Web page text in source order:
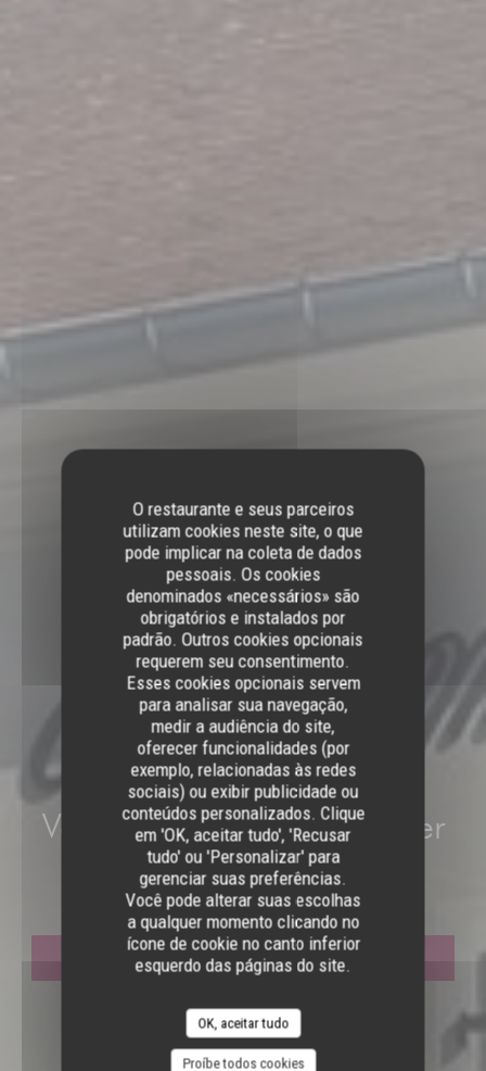
O restaurante e seus parceiros
utilizam cookies neste site, o que
pode implicar na coleta de dados
pessoais. Os cookies
denominados «necessários» são
obrigatórios e instalados por
padrão. Outros cookies opcionais
requerem seu consentimento.
Esses cookies opcionais servem
para analisar sua navegação,
medir a audiência do site,
oferecer funcionalidades (por
exemplo, relacionadas às redes
sociais) ou exibir publicidade ou
conteúdos personalizados. Clique
em 'OK, aceitar tudo', 'Recusar
tudo' ou 'Personalizar' para
gerenciar suas preferências.
Você pode alterar suas escolhas
a qualquer momento clicando no
ícone de cookie no canto inferior
esquerdo das páginas do site.
OK, aceitar tudo
Proíbe todos cookies
• SAINT-PRIX
Verre Chez Moi Gros Noyer
SAINT PRIX
RESERVAR UMA MESA